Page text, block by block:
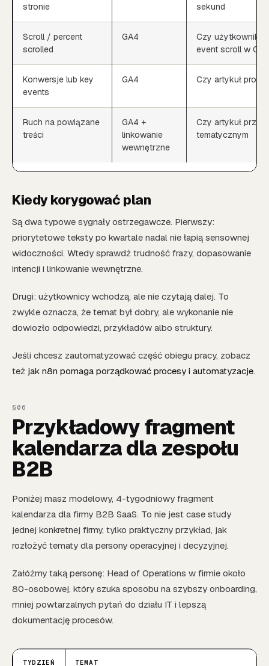
stronie
sekund
Scroll / percent
scrolled
GA4
Czy użytkownik
event scroll w
Konwersje lub key
events
GA4 Czy artykuł
Ruch na powiązane
treści
GA4 +
linkowanie
wewnętrzne
Czy artykuł
tematycznym
Kiedy korygować plan
Są dwa typowe sygnały ostrzegawcze. Pierwszy:
priorytetowe teksty po kwartale nadal nie łapią sensownej
widoczności. Wtedy sprawdź trudność frazy, dopasowanie
intencji i linkowanie wewnętrzne.
Drugi: użytkownicy wchodzą, ale nie czytają dalej. To
zwykle oznacza, że temat był dobry, ale wykonanie nie
dowiozło odpowiedzi, przykładów albo struktury.
Jeśli chcesz zautomatyzować część obiegu pracy, zobacz
też jak n8n pomaga porządkować procesy i automatyzacje.
Przykładowy fragment
kalendarza dla zespołu
B2B
Poniżej masz modelowy, 4-tygodniowy fragment
kalendarza dla firmy B2B SaaS. To nie jest case study
jednej konkretnej firmy, tylko praktyczny przykład, jak
rozłożyć tematy dla persony operacyjnej i decyzyjnej.
Załóżmy taką personę: Head of Operations w firmie około
80-osobowej, który szuka sposobu na szybszy onboarding,
mniej powtarzalnych pytań do działu IT i lepszą
dokumentację procesów.
TYDZIEŃ TEMAT